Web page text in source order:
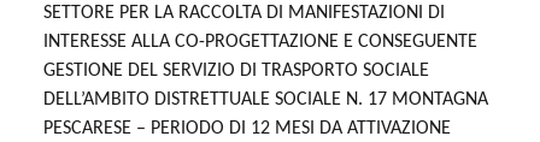
SETTORE PER LA RACCOLTA DI MANIFESTAZIONI DI
INTERESSE ALLA CO-PROGETTAZIONE E CONSEGUENTE
GESTIONE DEL SERVIZIO DI TRASPORTO SOCIALE
DELL’AMBITO DISTRETTUALE SOCIALE N. 17 MONTAGNA
PESCARESE – PERIODO DI 12 MESI DA ATTIVAZIONE